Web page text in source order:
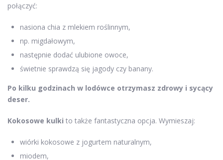
połączyć:
nasiona chia z mlekiem roślinnym,
np. migdałowym,
następnie dodać ulubione owoce,
świetnie sprawdzą się jagody czy banany.
Po kilku godzinach w lodówce otrzymasz zdrowy i sycący
deser.
Kokosowe kulki to także fantastyczna opcja. Wymieszaj:
wiórki kokosowe z jogurtem naturalnym,
miodem,